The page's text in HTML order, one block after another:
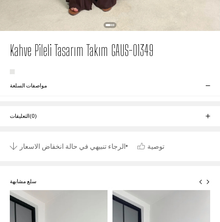
Kahve Pileli Tasarım Takım GAUS-01349
مواصفات السلعة
التعليقات(0)
الرجاء تنبيهي في حالة انخفاض الاسعار توصية
سلع مشابهة